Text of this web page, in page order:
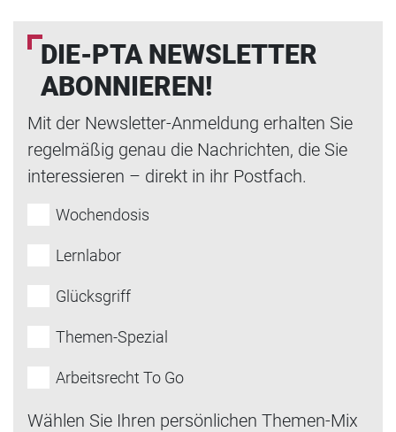
DIE-PTA NEWSLETTER
ABONNIEREN!
Mit der Newsletter-Anmeldung erhalten Sie
regelmäßig genau die Nachrichten, die Sie
interessieren – direkt in ihr Postfach.
Wochendosis
Lernlabor
Glücksgriff
Themen-Spezial
Arbeitsrecht To Go
Wählen Sie Ihren persönlichen Themen-Mix